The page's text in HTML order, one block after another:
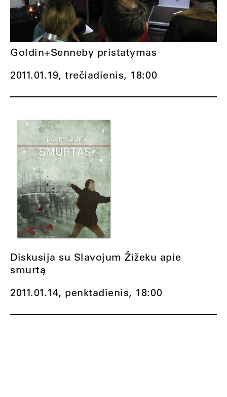
2011.01.19, trečiadienis, 18:00
Goldin+Senneby pristatymas
2011.01.14, penktadienis, 18:00
Diskusija su Slavojum Žižeku apie
smurtą